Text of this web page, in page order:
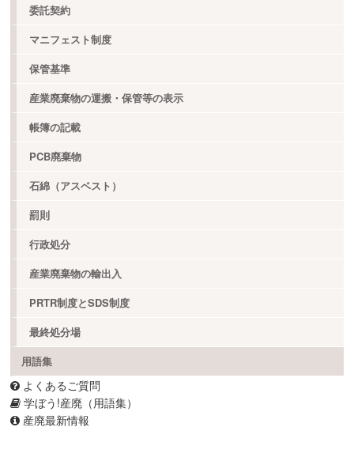
委託契約
マニフェスト制度
保管基準
産業廃棄物の運搬・保管等の表示
帳簿の記載
PCB廃棄物
石綿（アスベスト）
罰則
行政処分
産業廃棄物の輸出入
PRTR制度とSDS制度
最終処分場
用語集
よくあるご質問
学ぼう!産廃（用語集）
産廃最新情報